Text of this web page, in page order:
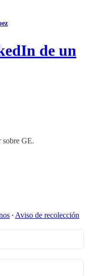
de un
sobre GE.
∙ Aviso de recolección